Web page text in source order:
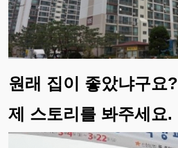
원래 집이 좋았냐구요?
제 스토리를 봐주세요.